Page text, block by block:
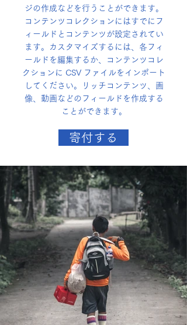
ジの作成などを行うことができます。
コンテンツコレクションにはすでにフ
ィールドとコンテンツが設定されてい
ます。カスタマイズするには、各フィ
ールドを編集するか、コンテンツコレ
クションに CSV ファイルをインポート
してください。リッチコンテンツ、画
像、動画などのフィールドを作成する
ことができます。
寄付する